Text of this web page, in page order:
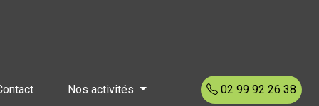
Nos activités 02 99 92 26 38